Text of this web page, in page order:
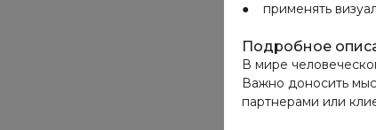
● применять
Подробное
В мире
Важно доносить
партнерами или